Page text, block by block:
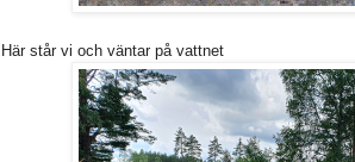
Här står vi och väntar på vattnet